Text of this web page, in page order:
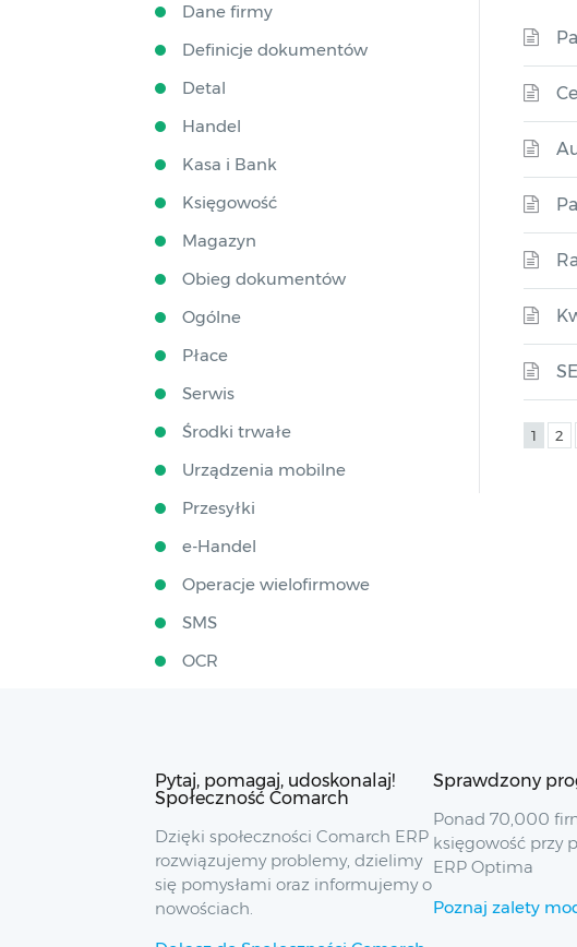
1 2
Dane firmy
Definicje dokumentów
Detal
Handel
Kasa i Bank
Księgowość
Magazyn
Obieg dokumentów
Ogólne
Płace
Serwis
Środki trwałe
Urządzenia mobilne
Przesyłki
e-Handel
Operacje wielofirmowe
SMS
OCR
Pytaj, pomagaj, udoskonalaj!
Społeczność Comarch
Dzięki społeczności Comarch ERP
rozwiązujemy problemy, dzielimy
się pomysłami oraz informujemy o
nowościach.
Sprawdzony
Ponad 70,000
księgowość przy
ERP Optima
Poznaj zalety